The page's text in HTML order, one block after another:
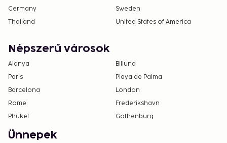
Germany
Sweden
Thailand
United States of America
Népszerű városok
Alanya
Billund
Paris
Playa de Palma
Barcelona
London
Rome
Frederikshavn
Phuket
Gothenburg
Ünnepek